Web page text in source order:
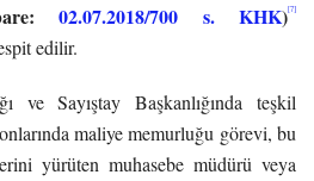
02.07.2018/700 s. KHK)[7]
edilir.
ve Sayıştay Başkanlığında teşkil
maliye memurluğu görevi, bu
yürüten muhasebe müdürü veya